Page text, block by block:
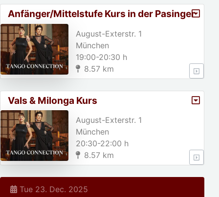
Anfänger/Mittelstufe Kurs in der Pasinger
Fabrik
August-Exterstr. 1
München
19:00-20:30 h
8.57 km
Vals & Milonga Kurs
August-Exterstr. 1
München
20:30-22:00 h
8.57 km
Tue 23. Dec. 2025